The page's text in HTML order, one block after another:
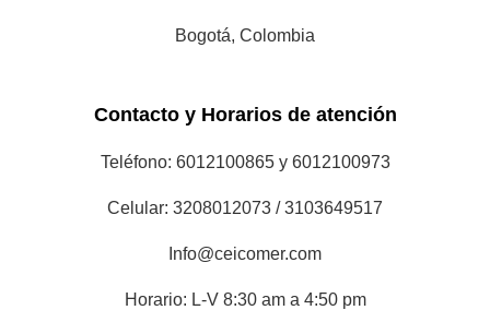
Bogotá, Colombia
Contacto y Horarios de atención
Teléfono: 6012100865 y 6012100973
Celular: 3208012073 / 3103649517
Info@ceicomer.com
Horario: L-V 8:30 am a 4:50 pm